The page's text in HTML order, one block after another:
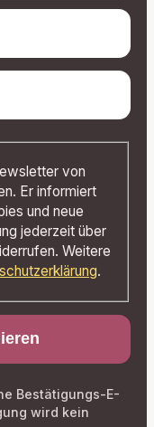
von
Er informiert
und neue
jederzeit über
Weitere
.
Bestätigungs-E-
wird kein